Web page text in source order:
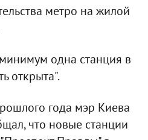
метро на жилой
одна станция в
открыта".
года мэр Киева
что новые станции